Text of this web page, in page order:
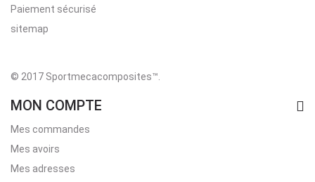
Paiement sécurisé
sitemap
© 2017 Sportmecacomposites™
MON COMPTE
Mes commandes
Mes avoirs
Mes adresses